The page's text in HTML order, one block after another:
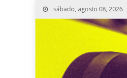
sábado, agosto 08, 2026